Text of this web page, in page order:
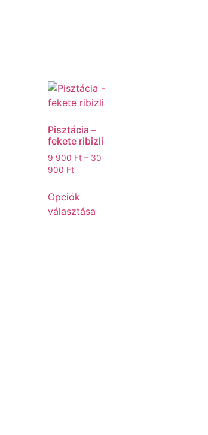
Pisztácia –
fekete ribizli
9 900 Ft – 30
900 Ft
Opciók
választása